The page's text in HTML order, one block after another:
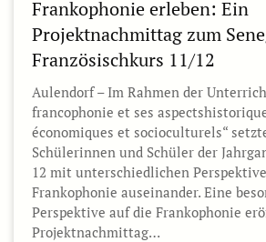
Frankophonie erleben: Ein
Projektnachmittag zum
Französischkurs 11/12
Aulendorf – Im Rahmen der
francophonie et ses
économiques et socioculturels“
Schülerinnen und Schüler der
12 mit unterschiedlichen
Frankophonie auseinander. Eine
Perspektive auf die Frankophonie
Projektnachmittag…